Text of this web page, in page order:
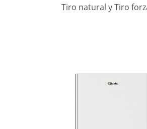
Tiro natural y Tiro